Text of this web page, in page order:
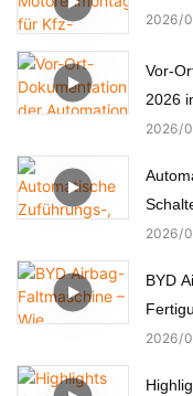
2026
Vor-
2026
2026
2026
BYD
2026